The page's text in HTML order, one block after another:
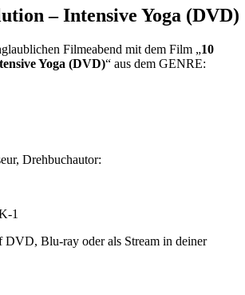
– Intensive Yoga (DVD)
Filmeabend mit dem Film „10
Yoga (DVD)“ aus dem GENRE:
Drehbuchautor:
1
DVD, Blu-ray oder als Stream in deiner